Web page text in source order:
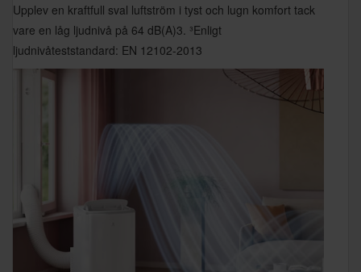
Upplev en kraftfull sval luftström i tyst och lugn komfort tack
vare en låg ljudnivå på 64 dB(A)3. ³Enligt
ljudnivåteststandard: EN 12102-2013